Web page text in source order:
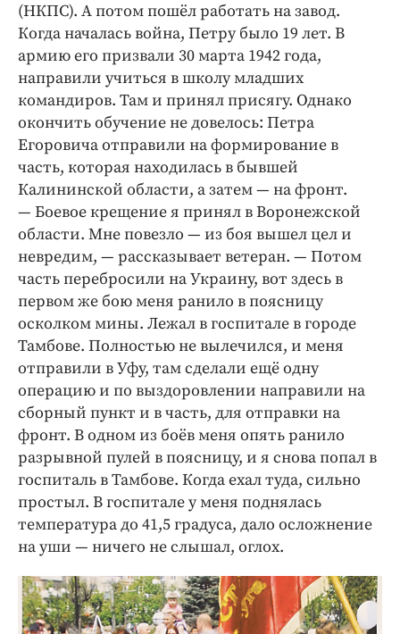
(НКПС). А потом пошёл работать на завод.
Когда началась вой­на, Петру было 19 лет. В
армию его призвали 30 марта 1942 года,
направили учиться в школу младших
командиров. Там и принял присягу. Однако
окончить обучение не довелось: Петра
Егоровича отправили на формирование в
часть, которая находилась в бывшей
Калининской области, а затем — ​на фронт.
— Боевое крещение я принял в Воронежской
области. Мне повезло — ​из боя вышел цел и
невредим, — ​рассказывает ветеран. — ​Потом
часть перебросили на Украину, вот здесь в
первом же бою меня ранило в поясницу
осколком мины. Лежал в госпитале в городе
Тамбове. Полностью не вылечился, и меня
отправили в Уфу, там сделали ещё одну
операцию и по выздоровлении направили на
сборный пункт и в часть, для отправки на
фронт. В одном из боёв меня опять ранило
разрывной пулей в поясницу, и я снова попал в
госпиталь в Тамбове. Когда ехал туда, сильно
простыл. В госпитале у меня поднялась
температура до 41,5 градуса, дало осложнение
на уши — ничего не слышал, оглох.